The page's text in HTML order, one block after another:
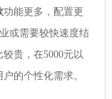
功能更多，配置更
或需要较快速度结
较贵，在5000元以
的个性化需求。